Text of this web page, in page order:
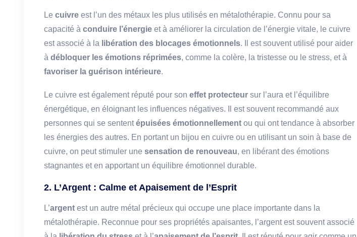
Le cuivre est l’un des métaux les plus utilisés en métalothérapie. Connu pour sa
capacité à conduire l’énergie et à améliorer la circulation de l’énergie vitale, le cuivre
est associé à la libération des blocages émotionnels. Il est souvent utilisé pour aider
à débloquer les émotions réprimées, comme la colère, la tristesse ou le stress, et à
favoriser la guérison intérieure.
Le cuivre est également réputé pour son effet protecteur sur l’aura et l’équilibre
énergétique, en éloignant les influences négatives. Il est souvent recommandé aux
personnes qui se sententépuisées émotionnellement ou qui ont tendance à absorber
les énergies des autres. En portant un bijou en cuivre ou en utilisant un soin à base de
cuivre, on peut stimuler une sensation de renouveau, en libérant des émotions
stagnantes et en apportant un équilibre émotionnel durable.
2. L’Argent : Calme et Apaisement de l’Esprit
L’argent est un autre métal précieux qui occupe une place importante dans la
métalothérapie. Reconnue pour ses propriétés apaisantes, l’argent est souvent associé